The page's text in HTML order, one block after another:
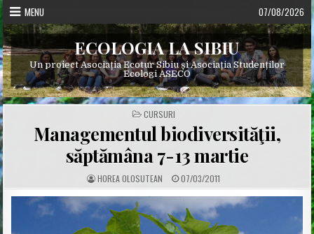
Skip
to
content
MENU 07/08/2026
ECOLOGIA LA SIBIU
Un proiect Asociația Ecotur Sibiu și Asociația Studenților
Ecologi ASECO
POSTED
IN
CURSURI
Managementul biodiversităţii,
săptămâna 7-13 martie
A
U
T
H
O
R
HOREA OLOSUTEAN P
U
B
L
I
S
H
07/03/2011